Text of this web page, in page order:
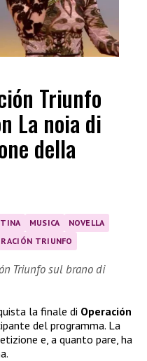
Triunfo
La noia di
della
MUSICA
NOVELLA
TRIUNFO
Triunfo sul brano di
la finale di Operación
del programma. La
e, a quanto pare, ha